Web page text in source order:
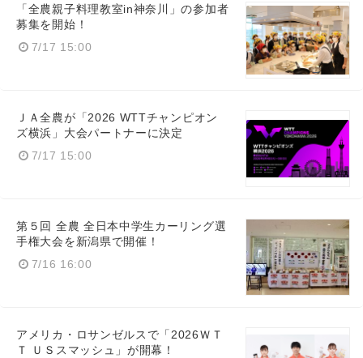
「全農親子料理教室in神奈川」の参加者
募集を開始！
7/17 15:00
ＪＡ全農が「2026 WTTチャンピオン
ズ横浜」大会パートナーに決定
7/17 15:00
第５回 全農 全日本中学生カーリング選
手権大会を新潟県で開催！
7/16 16:00
アメリカ・ロサンゼルスで「2026ＷＴ
Ｔ ＵＳスマッシュ」が開幕！